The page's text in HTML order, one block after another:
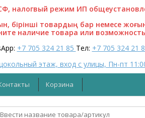
режим ИП
бірінші товардың бар немесе
наличие товара или
+7 705 324 21 85 Тел: +7 705 324 21
этаж, вход с улицы, Пн-пт
Корзина